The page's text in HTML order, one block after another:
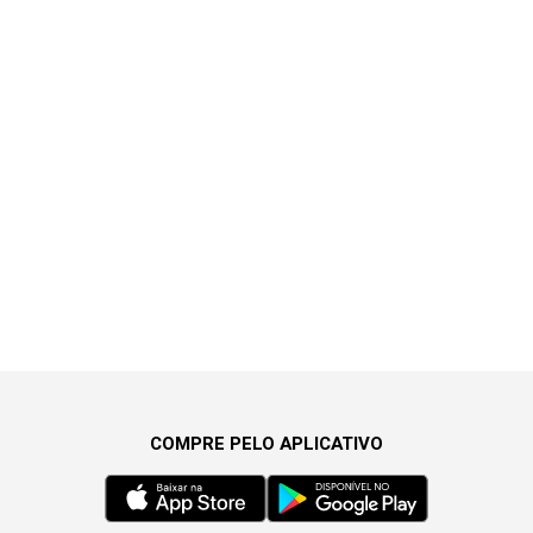
COMPRE PELO APLICATIVO